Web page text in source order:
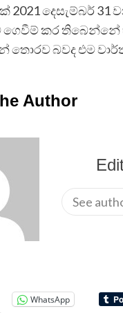
2021 දෙසැම්බර් 31
ගෙවීම් කර තිබෙන්නේ
තොරව බවද එම
Author
See
WhatsApp